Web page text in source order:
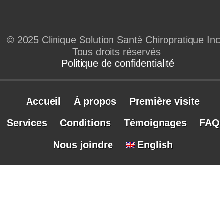
© 2025 Clinique Solution Santé Chiropratique
Tous droits réservés
Politique de confidentialité
Accueil À propos
Première visite
Services
Conditions Témoignages
FAQ
Nous joindre
English